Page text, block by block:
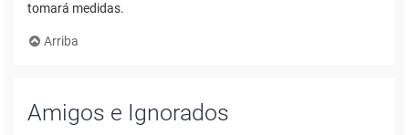
tomará medidas.
Arriba
Amigos e Ignorados